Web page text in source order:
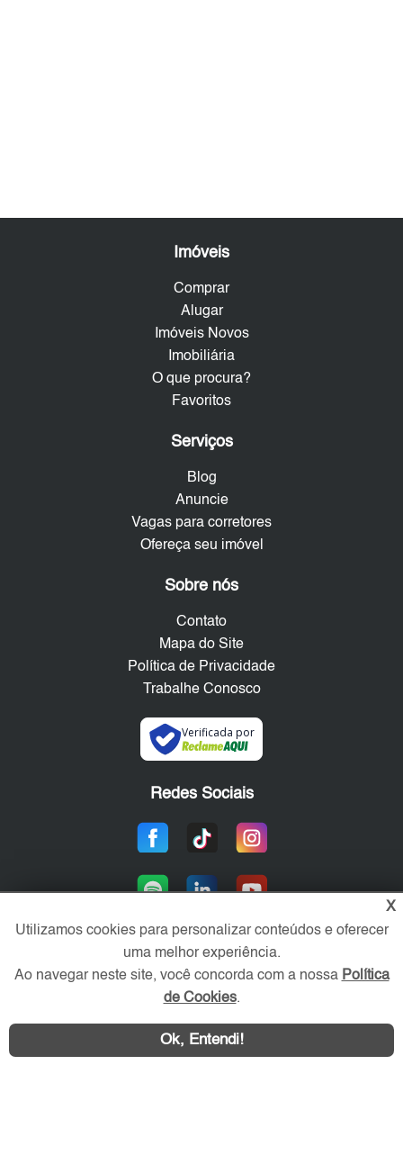
WhatsApp Contatar
Imóveis
Comprar
Alugar
Imóveis Novos
Imobiliária
O que procura?
Favoritos
Serviços
Blog
Anuncie
Vagas para corretores
Ofereça seu imóvel
Sobre nós
Contato
Mapa do Site
Política de Privacidade
Trabalhe Conosco
Verificada por
Redes Sociais
Área exclusiva aos anunciantes,
acesse sua conta:
X
Utilizamos cookies para personalizar conteúdos e oferecer
uma melhor experiência.
Ao navegar neste site, você concorda com a nossa Política
de Cookies.
Ok, Entendi!